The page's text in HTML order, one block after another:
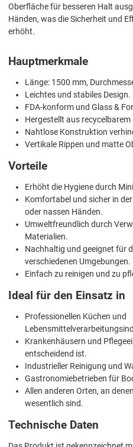
Oberfläche für besseren Halt
Händen, was die Sicherheit und
erhöht.
Hauptmerkmale
Länge: 1500 mm,
Leichtes und stabiles Design.
FDA-konform und Glass &
Hergestellt aus
Nahtlose Konstruktion
Vertikale Rippen und matte
Vorteile
Erhöht die Hygiene durch
Komfortabel und sicher in
oder nassen Händen.
Umweltfreundlich durch
Materialien.
Nachhaltig und geeignet für
verschiedenen Umgebungen.
Einfach zu reinigen und zu
Ideal für den Einsatz in
Professionellen Küchen und
Krankenhäusern und
entscheidend ist.
Industrieller Reinigung und
Gastronomiebetrieben für
Allen anderen Orten, an
wesentlich sind.
Technische Daten